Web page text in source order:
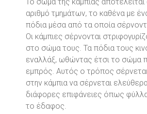
αριθμό τμημάτων, το καθένα με
πόδια μέσα από τα οποία
Οι κάμπιες σέρνονται
στο σώμα τους. Τα πόδια τους
εναλλάξ, ωθώντας έτσι το σώμα
εμπρός. Αυτός ο τρόπος
στην κάμπια να σέρνεται
διάφορες επιφάνειες όπως
το έδαφος.